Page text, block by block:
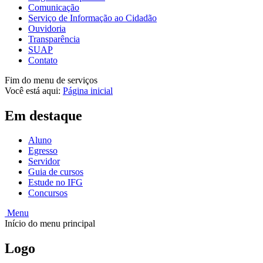
Comunicação
Serviço de Informação ao Cidadão
Ouvidoria
Transparência
SUAP
Contato
Fim do menu de serviços
Você está aqui: Página inicial
Em destaque
Aluno
Egresso
Servidor
Guia de cursos
Estude no IFG
Concursos
Menu
Início do menu principal
Logo